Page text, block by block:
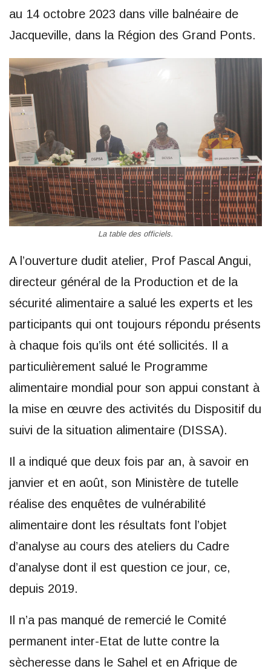
au 14 octobre 2023 dans ville balnéaire de
Jacqueville, dans la Région des Grand Ponts.
La table des officiels.
A l’ouverture dudit atelier, Prof Pascal Angui,
directeur général de la Production et de la
sécurité alimentaire a salué les experts et les
participants qui ont toujours répondu présents
à chaque fois qu’ils ont été sollicités. Il a
particulièrement salué le Programme
alimentaire mondial pour son appui constant à
la mise en œuvre des activités du Dispositif du
suivi de la situation alimentaire (DISSA).
Il a indiqué que deux fois par an, à savoir en
janvier et en août, son Ministère de tutelle
réalise des enquêtes de vulnérabilité
alimentaire dont les résultats font l’objet
d’analyse au cours des ateliers du Cadre
d’analyse dont il est question ce jour, ce,
depuis 2019.
Il n’a pas manqué de remercié le Comité
permanent inter-Etat de lutte contre la
sècheresse dans le Sahel et en Afrique de